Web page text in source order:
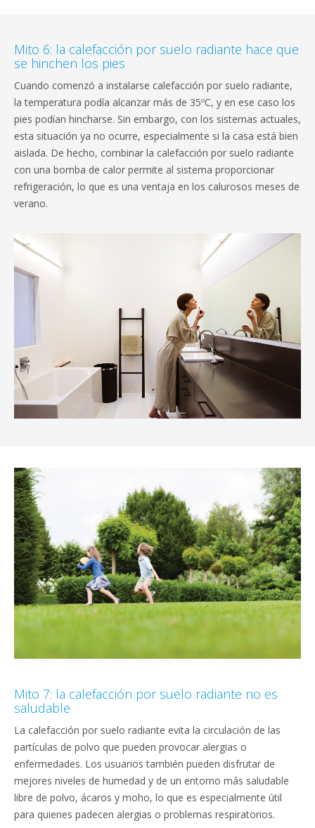
Mito 6: la calefacción por suelo radiante hace que
se hinchen los pies
Cuando comenzó a instalarse calefacción por suelo radiante,
la temperatura podía alcanzar más de 35ºC, y en ese caso los
pies podían hincharse. Sin embargo, con los sistemas actuales,
esta situación ya no ocurre, especialmente si la casa está bien
aislada. De hecho, combinar la calefacción por suelo radiante
con una bomba de calor permite al sistema proporcionar
refrigeración, lo que es una ventaja en los calurosos meses de
verano.
Mito 7: la calefacción por suelo radiante no es
saludable
La calefacción por suelo radiante evita la circulación de las
partículas de polvo que pueden provocar alergias o
enfermedades. Los usuarios también pueden disfrutar de
mejores niveles de humedad y de un entorno más saludable
libre de polvo, ácaros y moho, lo que es especialmente útil
para quienes padecen alergias o problemas respiratorios.